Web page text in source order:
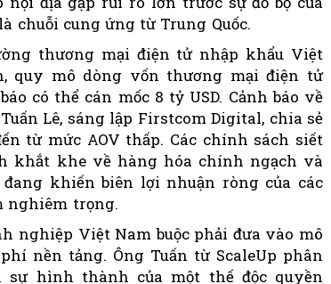
chuỗi cung ứng từ Trung Quốc.
thương mại điện tử nhập khẩu Việt
quy mô dòng vốn thương mại điện tử
có thể cán mốc 8 tỷ USD. Cảnh báo về
Lê, sáng lập Firstcom Digital, chia sẻ
từ mức AOV thấp. Các chính sách siết
khắt khe về hàng hóa chính ngạch và
khiến biên lợi nhuận ròng của các
nghiêm trọng.
nghiệp Việt Nam buộc phải đưa vào mô
nền tảng. Ông Tuấn từ ScaleUp phân
hình thành của một thế độc quyền